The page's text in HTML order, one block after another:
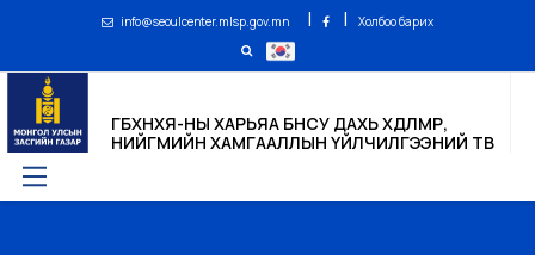
info@seoulcenter.mlsp.gov.mn | | Холбоо барих
ГБХНХЯ-НЫ ХАРЬЯА БНСУ ДАХЬ ХӨДӨЛМӨР,
НИЙГМИЙН ХАМГААЛЛЫН ҮЙЛЧИЛГЭЭНИЙ ТӨВ